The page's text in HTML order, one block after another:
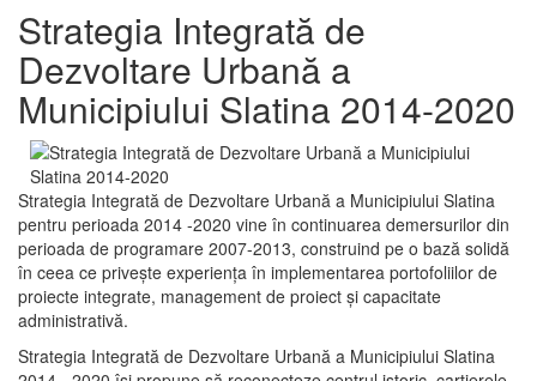
Strategia Integrată de
Dezvoltare Urbană a
Municipiului Slatina 2014-2020
Strategia Integrată de Dezvoltare Urbană a Municipiului Slatina
pentru perioada 2014 -2020 vine în continuarea demersurilor din
perioada de programare 2007-2013, construind pe o bază solidă
în ceea ce priveşte experienţa în implementarea portofoliilor de
proiecte integrate, management de proiect și capacitate
administrativă.
Strategia Integrată de Dezvoltare Urbană a Municipiului Slatina